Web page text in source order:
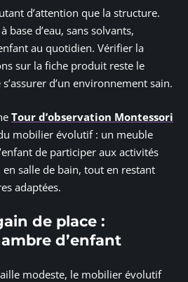
d’attention que la structure.
base d’eau, sans solvants,
au quotidien. Vérifier la
sur la fiche produit reste le
d’un environnement sain.
Tour d’observation Montessori
mobilier évolutif : un meuble
de participer aux activités
salle de bain, tout en restant
adaptées.
de place :
d’enfant
modeste, le mobilier évolutif